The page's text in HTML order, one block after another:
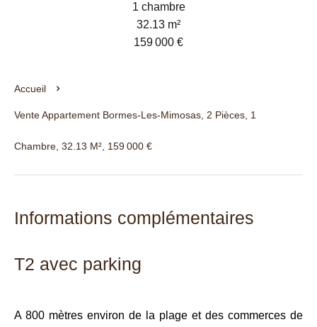
1 chambre
32.13 m²
159 000 €
Accueil
Vente Appartement Bormes-Les-Mimosas, 2 Pièces, 1
Chambre, 32.13 M², 159 000 €
Informations complémentaires
T2 avec parking
A 800 mètres environ de la plage et des commerces de